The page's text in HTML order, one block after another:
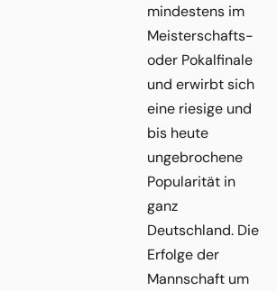
mindestens im
Meisterschafts-
oder Pokalfinale
und erwirbt sich
eine riesige und
bis heute
ungebrochene
Popularität in
ganz
Deutschland. Die
Erfolge der
Mannschaft um